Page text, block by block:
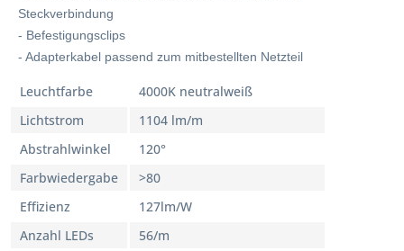
Steckverbindung
- Befestigungsclips
- Adapterkabel passend zum mitbestellten Netzteil
Leuchtfarbe
4000K neutralweiß
Lichtstrom
1104 lm/m
Abstrahlwinkel
120°
Farbwiedergabe
>80
Effizienz
127lm/W
Anzahl LEDs
56/m